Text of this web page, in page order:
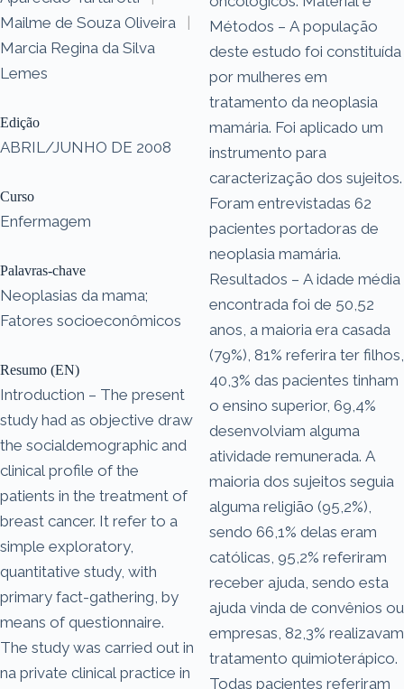
Mailme de Souza Oliveira
|
Marcia Regina da Silva
Lemes
Edição
ABRIL/JUNHO DE 2008
Curso
Enfermagem
Palavras-chave
Neoplasias da mama;
Fatores socioeconômicos
Resumo (EN)
Introduction – The present
study had as objective draw
the socialdemographic and
clinical profile of the
patients in the treatment of
breast cancer. It refer to a
simple exploratory,
quantitative study, with
primary fact-gathering, by
means of questionnaire.
The study was carried out in
na private clinical practice in
Métodos – A população
deste estudo foi constituída
por mulheres em
tratamento da neoplasia
mamária. Foi aplicado um
instrumento para
caracterização dos sujeitos.
Foram entrevistadas 62
pacientes portadoras de
neoplasia mamária.
Resultados – A idade média
encontrada foi de 50,52
anos, a maioria era casada
(79%), 81% referira ter filhos,
40,3% das pacientes tinham
o ensino superior, 69,4%
desenvolviam alguma
atividade remunerada. A
maioria dos sujeitos seguia
alguma religião (95,2%),
sendo 66,1% delas eram
católicas, 95,2% referiram
receber ajuda, sendo esta
ajuda vinda de convênios ou
empresas, 82,3% realizavam
tratamento quimioterápico.
Todas pacientes referiram